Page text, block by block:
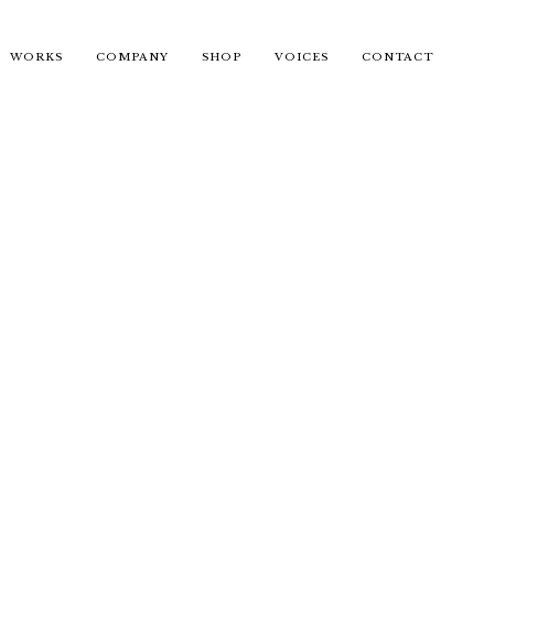
WORKS COMPANY SHOP VOICES CONTACT